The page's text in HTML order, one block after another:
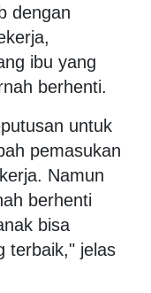
dengan
ibu yang
berhenti.
untuk
pemasukan
Namun
berhenti
bisa
terbaik," jelas